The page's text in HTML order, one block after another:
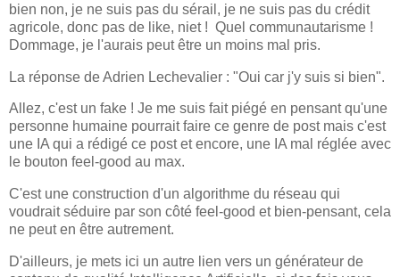
bien non, je ne suis pas du sérail, je ne suis pas du crédit
agricole, donc pas de like, niet ! Quel communautarisme !
Dommage, je l'aurais peut être un moins mal pris.
La réponse de Adrien Lechevalier : "Oui car j'y suis si bien".
Allez, c'est un fake ! Je me suis fait piégé en pensant qu'une
personne humaine pourrait faire ce genre de post mais c'est
une IA qui a rédigé ce post et encore, une IA mal réglée avec
le bouton feel-good au max.
C'est une construction d'un algorithme du réseau qui
voudrait séduire par son côté feel-good et bien-pensant, cela
ne peut en être autrement.
D'ailleurs, je mets ici un autre lien vers un générateur de